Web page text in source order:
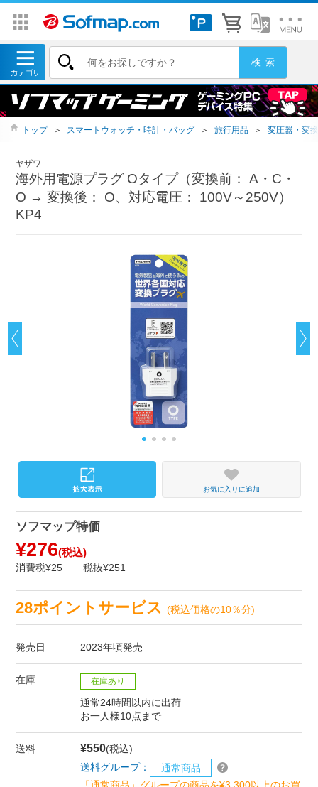
トップ ＞ スマートウォッチ・時計・バッグ ＞ 旅行用品 ＞ 変圧器・変
ヤザワ
海外用電源プラグ Oタイプ（変換前： A・C・
O → 変換後： O、対応電圧： 100V～250V）
KP4
お気に入りに追加
ソフマップ特価
¥276(税込)
消費税¥25 税抜¥251
28ポイントサービス(税込価格の10％分)
発売日 2023年頃発売
在庫 在庫あり
通常24時間以内に出荷
お一人様10点まで
送料 ¥550(税込)
送料グループ：
通常商品
「通常商品」グループの商品を¥3,300以上のお買